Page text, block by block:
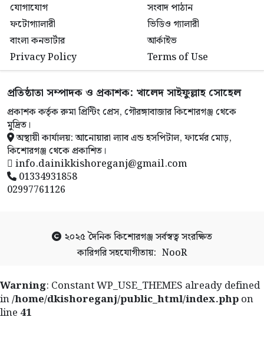
যোগাযোগ
সংবাদ পাঠান
ফটোগ্যালারী
ভিডিও গ্যালারী
বাংলা কনভার্টার
আর্কাইভ
Privacy Policy
Terms of Use
প্রতিষ্ঠাতা সম্পাদক ও প্রকাশক: খালেদ সাইফুল্লাহ সোহেল
প্রকাশক কর্তৃক রুমা প্রিন্টিং প্রেস, গৌরঙ্গাবাজার কিশোরগঞ্জ থেকে
মুদ্রিত।
অস্থায়ী কার্যালয়: আনোয়ারা ল্যাব এন্ড হসপিটাল, ফার্মের মোড়,
কিশোরগঞ্জ থেকে প্রকাশিত।
info.dainikkishoreganj@gmail.com
01334931858
02997761126
২০২৫দৈনিক কিশোরগঞ্জসর্বস্বত্ব সংরক্ষিত
কারিগরি সহযোগীতায়: NooR
Warning: Constant WP_USE_THEMES already defined
in/home/dkishoreganj/public_html/index.phpon
line 41